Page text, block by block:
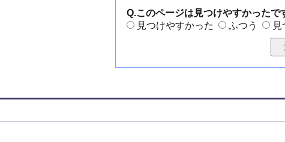
Q.このページは見つけやすかったで
見つけやすかった
ふつう